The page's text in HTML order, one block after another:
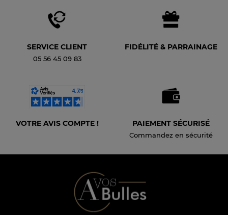
SERVICE CLIENT
05 56 45 09 83
FIDÉLITÉ & PARRAINAGE
VOTRE AVIS COMPTE ! PAIEMENT SÉCURISÉ
Commandez en sécurité